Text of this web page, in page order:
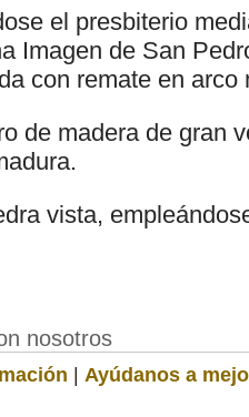
el presbiterio
Imagen de San
con remate en arco
de madera de gran
vista,
nosotros
| Ayúdanos a